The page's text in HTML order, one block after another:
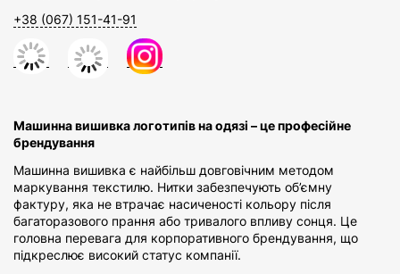
+38 (067) 151-41-91
Машинна вишивка логотипів на одязі – це професійне
брендування
Машинна вишивка є найбільш довговічним методом
маркування текстилю. Нитки забезпечують об’ємну
фактуру, яка не втрачає насиченості кольору після
багаторазового прання або тривалого впливу сонця. Це
головна перевага для корпоративного брендування, що
підкреслює високий статус компанії.